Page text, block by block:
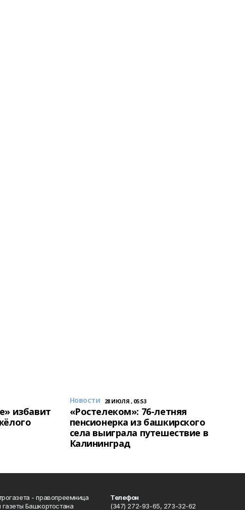
избавит
Новости 28 ИЮЛЯ , 05:53
«Ростелеком»: 76-летняя
пенсионерка из башкирского
села выиграла путешествие в
Калининград
- правопреемница
Башкортостана
Телефон
(347) 272-93-65, 273-32-62